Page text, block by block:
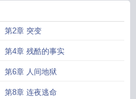
第2章 突变
第4章 残酷的事实
第6章 人间地狱
第8章 连夜逃命